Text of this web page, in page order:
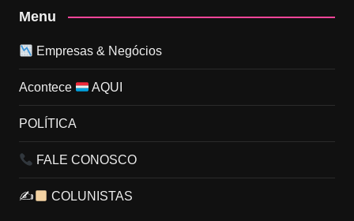
Menu
Empresas & Negócios
Acontece AQUI
POLÍTICA
FALE CONOSCO
✍ COLUNISTAS